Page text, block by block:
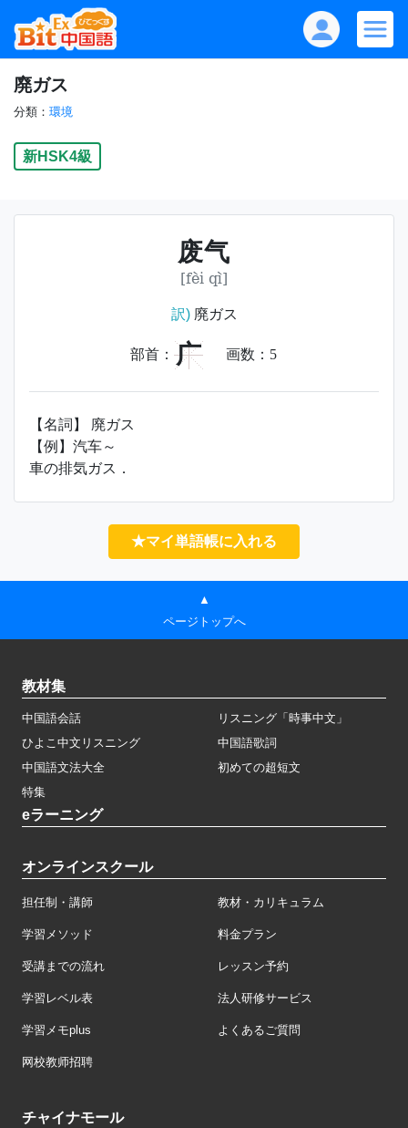
廃ガス
分類： 環境
新HSK4級
废气
[fèi qì]
訳)廃ガス
部首： 广 画数： 5
【名詞】 廃ガス
【例】汽车～
車の排気ガス．
★マイ単語帳に入れる
▲
ページトップへ
教材集
中国語会話
リスニング「時事中文」
ひよこ中文リスニング
中国語歌詞
中国語文法大全
初めての超短文
特集
eラーニング
オンラインスクール
担任制・講師 教材・カリキュラム
学習メソッド 料金プラン
受講までの流れ レッスン予約
学習レベル表 法人研修サービス
学習メモplus よくあるご質問
网校教师招聘
チャイナモール